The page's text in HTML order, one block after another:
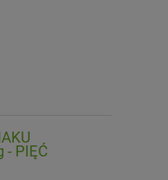
- PIĘĆ